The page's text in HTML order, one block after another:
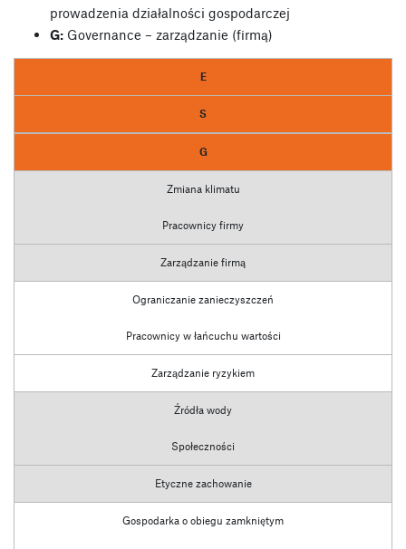
prowadzenia działalności gospodarczej
G: Governance – zarządzanie (firmą)
E
S
G
Zmiana klimatu
Pracownicy firmy
Zarządzanie firmą
Ograniczanie zanieczyszczeń
Pracownicy w łańcuchu wartości
Zarządzanie ryzykiem
Źródła wody
Społeczności
Etyczne zachowanie
Gospodarka o obiegu zamkniętym